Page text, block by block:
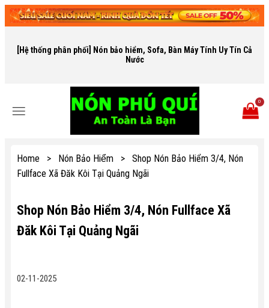
[Hệ thống phân phối] Nón bảo hiểm, Sofa, Bàn Máy Tính Uy Tín Cả
Nước
0
Home > Nón Bảo Hiểm >
Shop Nón Bảo Hiểm 3/4, Nón
Fullface Xã Đăk Kôi Tại Quảng Ngãi
Shop Nón Bảo Hiểm 3/4, Nón Fullface Xã
Đăk Kôi Tại Quảng Ngãi
02-11-2025